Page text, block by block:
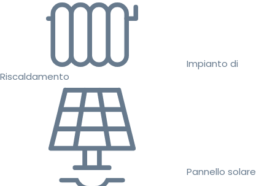
Impianto di
Riscaldamento
Pannello solare